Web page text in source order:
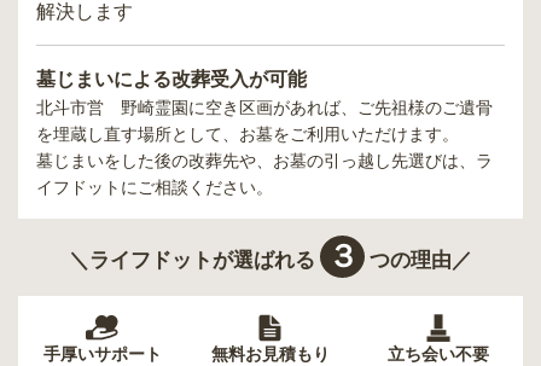
解決します
墓じまいによる改葬受入が可能
北斗市営 野崎霊園に空き区画があれば、ご先祖様のご遺骨
を埋蔵し直す場所として、お墓をご利用いただけます。
墓じまいをした後の改葬先や、お墓の引っ越し先選びは、ラ
イフドットにご相談ください。
＼ライフドットが選ばれる ３ つの理由／
手厚いサポート 無料お見積もり 立ち会い不要